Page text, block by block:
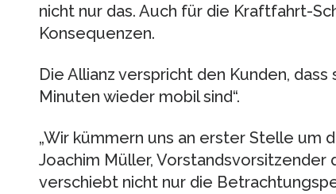
nicht nur das. Auch für die Kraftfahrt-
Konsequenzen.
Die Allianz verspricht den Kunden,
Minuten wieder mobil sind“.
„Wir kümmern uns an erster Stelle um
Joachim Müller, Vorstandsvorsitzender
verschiebt nicht nur die